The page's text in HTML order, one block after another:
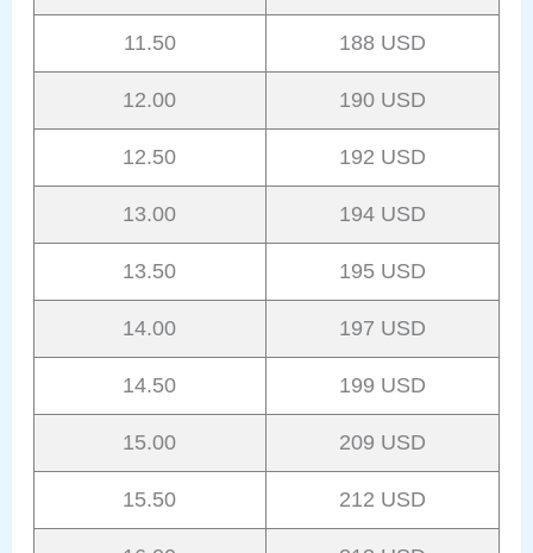
11.50 188 USD
12.00 190 USD
12.50 192 USD
13.00 194 USD
13.50 195 USD
14.00 197 USD
14.50 199 USD
15.00 209 USD
15.50 212 USD